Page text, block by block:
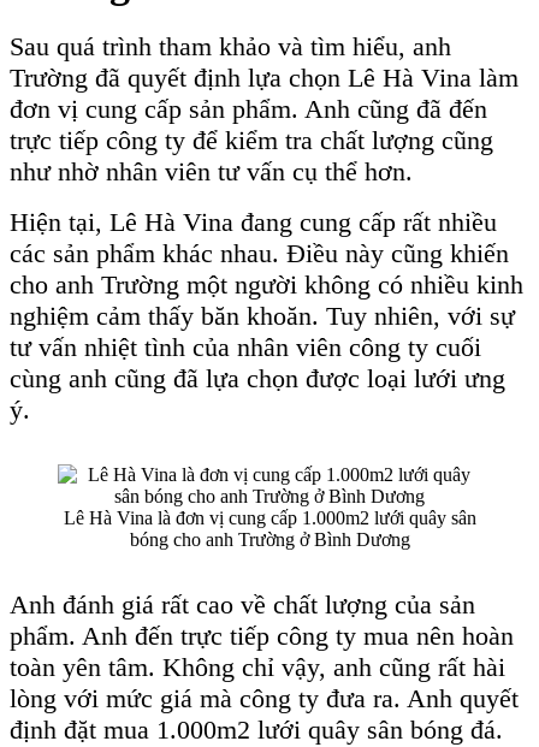
Sau quá trình tham khảo và tìm hiểu, anh
Trường đã quyết định lựa chọn Lê Hà Vina làm
đơn vị cung cấp sản phẩm. Anh cũng đã đến
trực tiếp công ty để kiểm tra chất lượng cũng
như nhờ nhân viên tư vấn cụ thể hơn.
Hiện tại, Lê Hà Vina đang cung cấp rất nhiều
các sản phẩm khác nhau. Điều này cũng khiến
cho anh Trường một người không có nhiều kinh
nghiệm cảm thấy băn khoăn. Tuy nhiên, với sự
tư vấn nhiệt tình của nhân viên công ty cuối
cùng anh cũng đã lựa chọn được loại lưới ưng
ý.
Lê Hà Vina là đơn vị cung cấp 1.000m2 lưới quây sân
bóng cho anh Trường ở Bình Dương
Anh đánh giá rất cao về chất lượng của sản
phẩm. Anh đến trực tiếp công ty mua nên hoàn
toàn yên tâm. Không chỉ vậy, anh cũng rất hài
lòng với mức giá mà công ty đưa ra. Anh quyết
định đặt mua 1.000m2 lưới quây sân bóng đá.